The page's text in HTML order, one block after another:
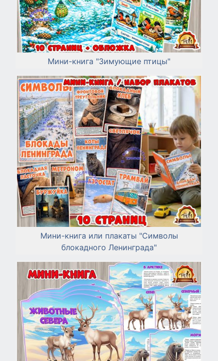
Мини-книга "Зимующие птицы"
Мини-книга или плакаты "Символы
блокадного Ленинграда"